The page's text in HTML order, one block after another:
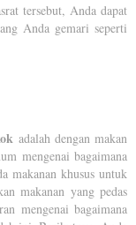
tersebut, Anda dapat
Anda gemari seperti
adalah dengan makan
mengenai bagaimana
makanan khusus untuk
makanan yang pedas
mengenai bagaimana